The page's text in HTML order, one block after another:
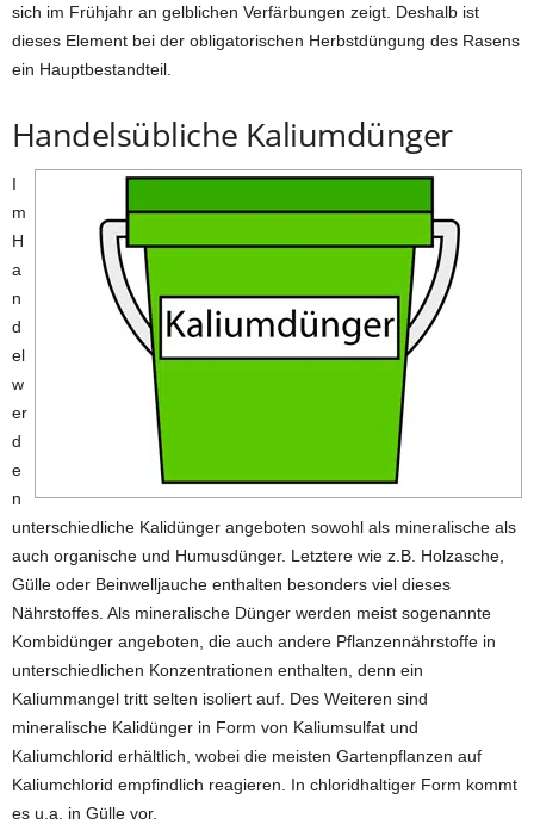
sich im Frühjahr an gelblichen Verfärbungen zeigt. Deshalb ist
dieses Element bei der obligatorischen Herbstdüngung des Rasens
ein Hauptbestandteil.
Handelsübliche Kaliumdünger
I
m
H
a
n
d
el
w
er
d
e
n
unterschiedliche Kalidünger angeboten sowohl als mineralische als
auch organische und Humusdünger. Letztere wie z.B. Holzasche,
Gülle oder Beinwelljauche enthalten besonders viel dieses
Nährstoffes. Als mineralische Dünger werden meist sogenannte
Kombidünger angeboten, die auch andere Pflanzennährstoffe in
unterschiedlichen Konzentrationen enthalten, denn ein
Kaliummangel tritt selten isoliert auf. Des Weiteren sind
mineralische Kalidünger in Form von Kaliumsulfat und
Kaliumchlorid erhältlich, wobei die meisten Gartenpflanzen auf
Kaliumchlorid empfindlich reagieren. In chloridhaltiger Form kommt
es u.a. in Gülle vor.